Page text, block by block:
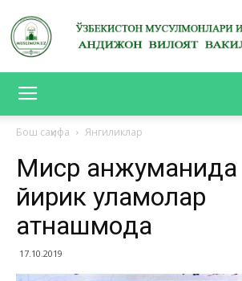
ВИЛОЯТ
Бош саҳифа Янгиликлар
Миср анжуманида
йирик уламолар
қатнашмоқда
17.10.2019